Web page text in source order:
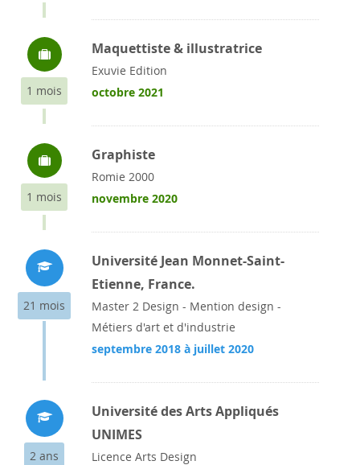
1 mois
Maquettiste & illustratrice
Exuvie Edition
octobre 2021
1 mois
Graphiste
Romie 2000
novembre 2020
21 mois
Université Jean Monnet-Saint-
Etienne, France.
Master 2 Design - Mention design -
Métiers d'art et d'industrie
septembre 2018 à juillet 2020
2 ans
Université des Arts Appliqués
UNIMES
Licence Arts Design